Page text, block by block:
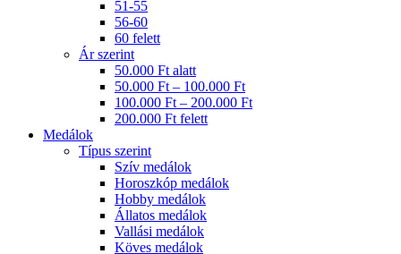
51-55
56-60
60 felett
Ár szerint
50.000 Ft alatt
50.000 Ft – 100.000 Ft
100.000 Ft – 200.000 Ft
200.000 Ft felett
Medálok
Típus szerint
Szív medálok
Horoszkóp medálok
Hobby medálok
Állatos medálok
Vallási medálok
Köves medálok